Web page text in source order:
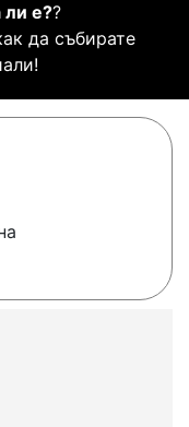
е??
да събирате